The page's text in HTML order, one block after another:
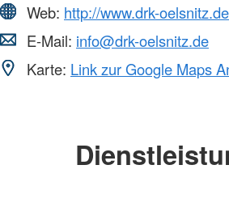
Web: http://www.drk-oelsnitz.de
E-Mail: info@drk-oelsnitz.de
Karte: Link zur Google Maps